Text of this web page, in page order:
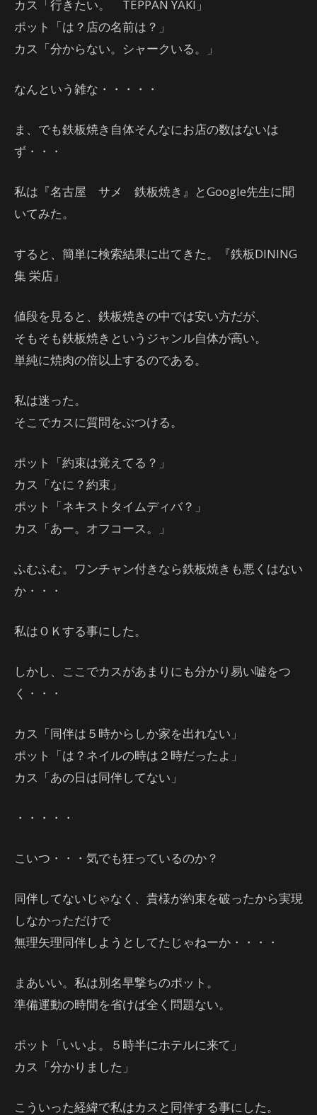
カス「行きたい。 TEPPAN YAKI」
ポット「は？店の名前は？」
カス「分からない。シャークいる。」
なんという雑な・・・・・
ま、でも鉄板焼き自体そんなにお店の数はないは
ず・・・
私は『名古屋 サメ 鉄板焼き』とGoogle先生に聞
いてみた。
すると、簡単に検索結果に出てきた。『鉄板DINING
集 栄店』
値段を見ると、鉄板焼きの中では安い方だが、
そもそも鉄板焼きというジャンル自体が高い。
単純に焼肉の倍以上するのである。
私は迷った。
そこでカスに質問をぶつける。
ポット「約束は覚えてる？」
カス「なに？約束」
ポット「ネキストタイムディバ？」
カス「あー。オフコース。」
ふむふむ。ワンチャン付きなら鉄板焼きも悪くはない
か・・・
私はＯＫする事にした。
しかし、ここでカスがあまりにも分かり易い嘘をつ
く・・・
カス「同伴は５時からしか家を出れない」
ポット「は？ネイルの時は２時だったよ」
カス「あの日は同伴してない」
・・・・・
こいつ・・・気でも狂っているのか？
同伴してないじゃなく、貴様が約束を破ったから実現
しなかっただけで
無理矢理同伴しようとしてたじゃねーか・・・・
まあいい。私は別名早撃ちのポット。
準備運動の時間を省けば全く問題ない。
ポット「いいよ。５時半にホテルに来て」
カス「分かりました」
こういった経緯で私はカスと同伴する事にした。